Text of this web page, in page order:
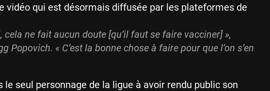
vidéo qui est désormais diffusée par les plateformes de
cela ne fait aucun doute [qu’il faut se faire vacciner] »,
Popovich. « C’est la bonne chose à faire pour que l’on s’en
le seul personnage de la ligue à avoir rendu public son